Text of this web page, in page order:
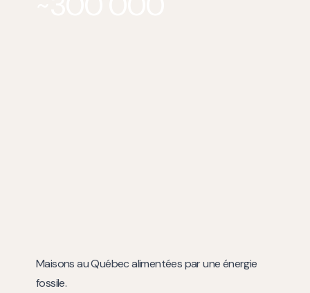
Maisons au Québec alimentées par une énergie
fossile.